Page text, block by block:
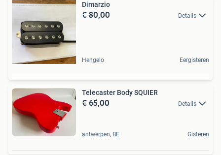
Dimarzio
€ 80,00 Details
Hengelo Eergisteren
Telecaster Body SQUIER
€ 65,00 Details
antwerpen, BE Gisteren